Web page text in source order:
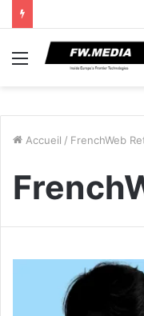
Menu
Accueil / FrenchWeb